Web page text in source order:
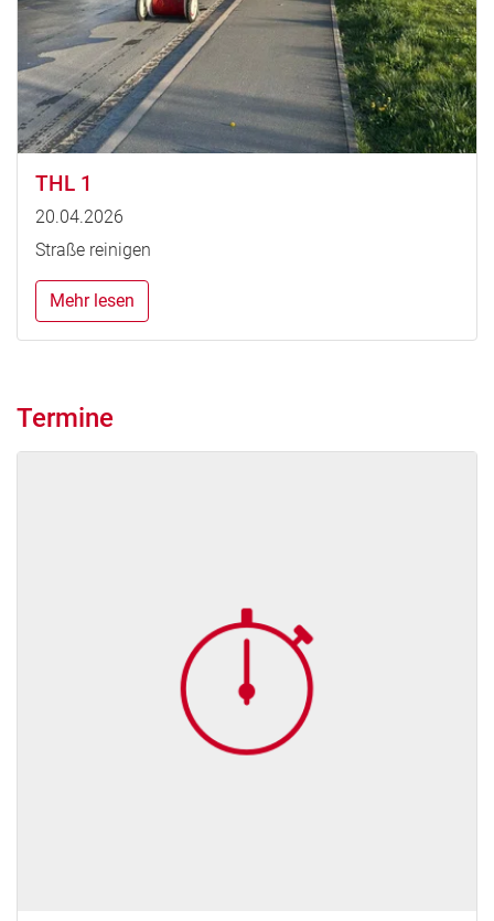
THL 1
20.04.2026
Straße reinigen
Mehr lesen
Termine